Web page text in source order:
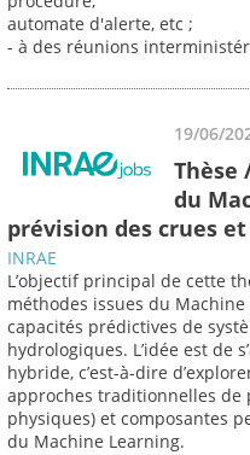
automate d'alerte, etc ;
- à des réunions
19/06/
Thèse
du
prévision des crues
INRAE
L’objectif principal de cette
méthodes issues du
capacités prédictives de
hydrologiques. L’idée est de
hybride, c’est-à-dire
approches traditionnelles de
physiques) et composantes
du Machine Learning.